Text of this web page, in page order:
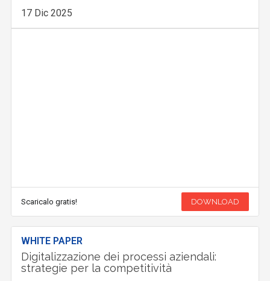
17 Dic 2025
Scaricalo gratis! DOWNLOAD
WHITE PAPER
Digitalizzazione dei processi aziendali:
strategie per la competitività